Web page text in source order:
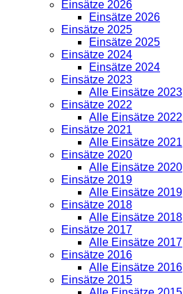
Einsätze 2026
Einsätze 2026
Einsätze 2025
Einsätze 2025
Einsätze 2024
Einsätze 2024
Einsätze 2023
Alle Einsätze 2023
Einsätze 2022
Alle Einsätze 2022
Einsätze 2021
Alle Einsätze 2021
Einsätze 2020
Alle Einsätze 2020
Einsätze 2019
Alle Einsätze 2019
Einsätze 2018
Alle Einsätze 2018
Einsätze 2017
Alle Einsätze 2017
Einsätze 2016
Alle Einsätze 2016
Einsätze 2015